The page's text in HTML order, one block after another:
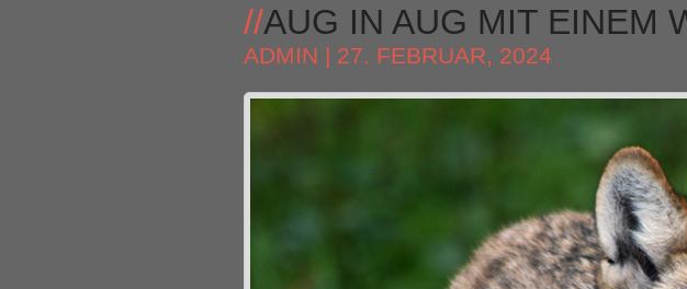
//AUG IN AUG MIT EINEM
ADMIN | 27. FEBRUAR, 2024